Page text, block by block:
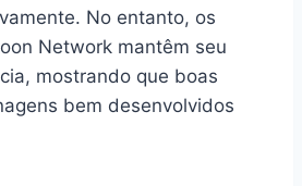
No entanto, os
Network mantêm seu
mostrando que boas
bem desenvolvidos